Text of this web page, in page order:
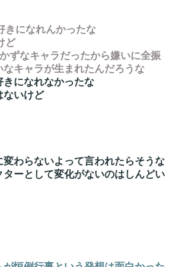
きになれんかったな
ど
ずなキャラだったから嫌いに全振
なキャラが生まれたんだろうな
きになれなかったな
ないけど
変わらないよって言われたらそうな
ターとして変化がないのはしんどい